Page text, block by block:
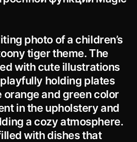
photo of a children’s
tiger theme. The
with cute illustrations
holding plates
orange and green color
in the upholstery and
a cozy atmosphere.
with dishes that